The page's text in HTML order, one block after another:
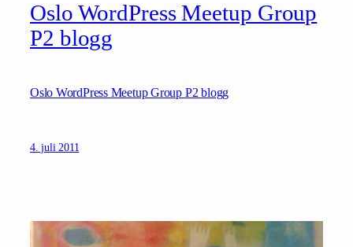
Oslo WordPress Meetup Group
P2 blogg
Oslo WordPress Meetup Group P2 blogg
4. juli 2011